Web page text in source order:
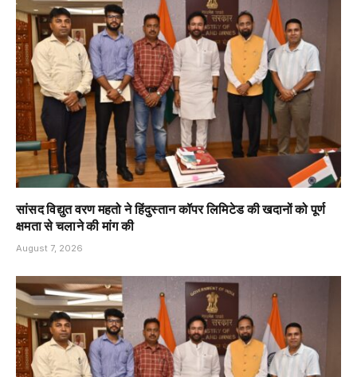
सांसद विद्युत वरण महतो ने हिंदुस्तान कॉपर लिमिटेड की खदानों को पूर्ण
क्षमता से चलाने की मांग की
August 7, 2026